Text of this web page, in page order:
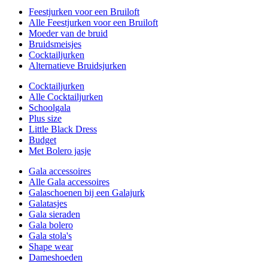
Feestjurken voor een Bruiloft
Alle Feestjurken voor een Bruiloft
Moeder van de bruid
Bruidsmeisjes
Cocktailjurken
Alternatieve Bruidsjurken
Cocktailjurken
Alle Cocktailjurken
Schoolgala
Plus size
Little Black Dress
Budget
Met Bolero jasje
Gala accessoires
Alle Gala accessoires
Galaschoenen bij een Galajurk
Galatasjes
Gala sieraden
Gala bolero
Gala stola's
Shape wear
Dameshoeden